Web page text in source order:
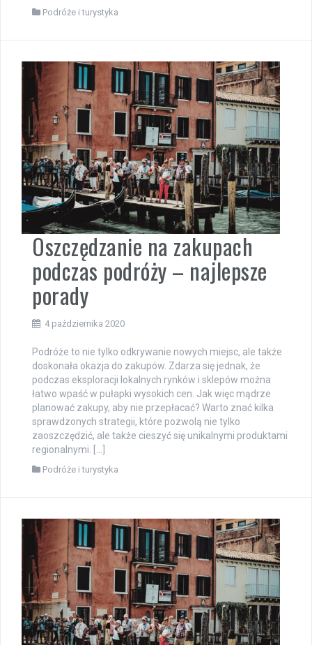
Podróże i turystyka
Oszczędzanie na zakupach
podczas podróży – najlepsze
porady
4 października 2020
Podróże to nie tylko odkrywanie nowych miejsc, ale także
doskonała okazja do zakupów. Zdarza się jednak, że
podczas eksploracji lokalnych rynków i sklepów można
łatwo wpaść w pułapki wysokich cen. Jak więc mądrze
planować zakupy, aby nie przepłacać? Warto znać kilka
sprawdzonych strategii, które pozwolą nie tylko
zaoszczędzić, ale także cieszyć się unikalnymi produktami
regionalnymi. […]
Podróże i turystyka